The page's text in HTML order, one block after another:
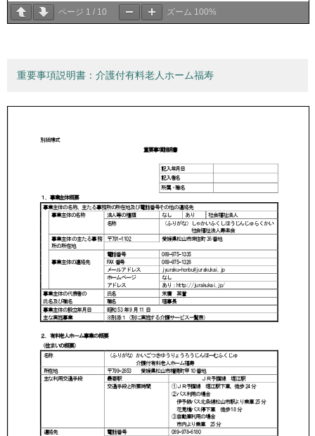
ページ 1 / 10 ズーム 100%
重要事項説明書：介護付有料老人ホーム福寿